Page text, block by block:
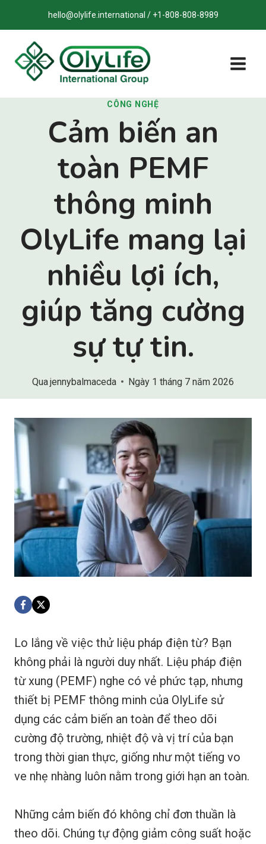
qua
dung
hello@olylife.international / +1-808-808-8989
CÔNG NGHỆ
Cảm biến an
toàn PEMF
thông minh
OlyLife mang lại
nhiều lợi ích,
giúp tăng cường
sự tự tin.
Quajennybalmaceda Ngày 1 tháng 7 năm 2026
Lo lắng về việc thử liệu pháp điện từ? Bạn
không phải là người duy nhất. Liệu pháp điện
từ xung (PEMF) nghe có vẻ phức tạp, nhưng
thiết bị PEMF thông minh của OlyLife sử
dụng các cảm biến an toàn để theo dõi
cường độ trường, nhiệt độ và vị trí của bạn
trong thời gian thực, giống như một tiếng vo
ve nhẹ nhàng luôn nằm trong giới hạn an toàn.
Những cảm biến đó không chỉ đơn thuần là
theo dõi. Chúng tự động giảm công suất hoặc